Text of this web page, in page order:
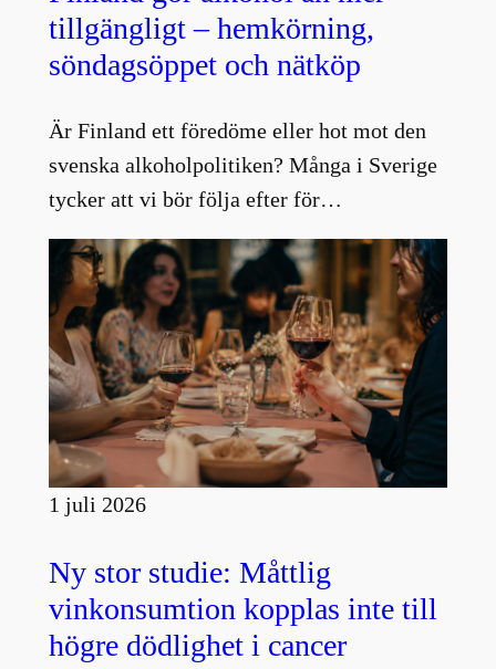
tillgängligt – hemkörning,
söndagsöppet och nätköp
Är Finland ett föredöme eller hot mot den
svenska alkoholpolitiken? Många i Sverige
tycker att vi bör följa efter för…
1 juli 2026
Ny stor studie: Måttlig
vinkonsumtion kopplas inte till
högre dödlighet i cancer